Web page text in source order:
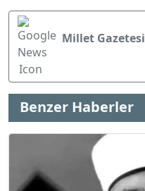
Millet Gazetesi
Benzer Haberler